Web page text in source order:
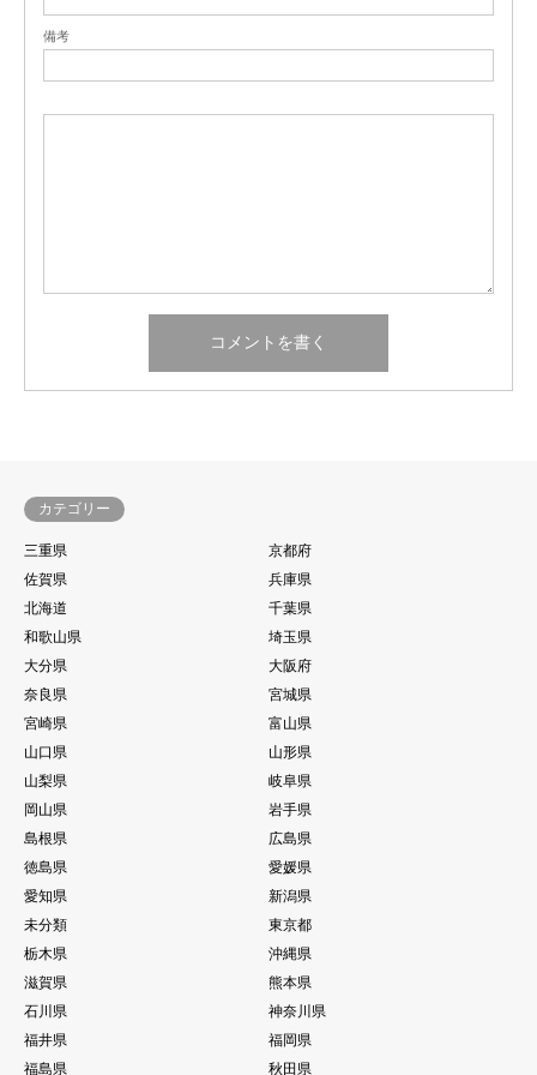
備考
カテゴリー
三重県
京都府
佐賀県
兵庫県
北海道
千葉県
和歌山県
埼玉県
大分県
大阪府
奈良県
宮城県
宮崎県
富山県
山口県
山形県
山梨県
岐阜県
岡山県
岩手県
島根県
広島県
徳島県
愛媛県
愛知県
新潟県
未分類
東京都
栃木県
沖縄県
滋賀県
熊本県
石川県
神奈川県
福井県
福岡県
福島県
秋田県